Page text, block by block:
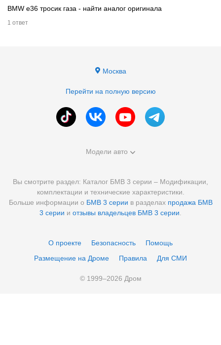
BMW e36 тросик газа - найти аналог оригинала
1 ответ
Москва
Перейти на полную версию
Модели авто
Вы смотрите раздел: Каталог БМВ 3 серии – Модификации,
комплектации и технические характеристики.
Больше информации о БМВ 3 серии в разделах продажа БМВ
3 серии и отзывы владельцев БМВ 3 серии.
О проекте Безопасность
Помощь
Размещение на Дроме
Правила Для СМИ
© 1999–2026 Дром